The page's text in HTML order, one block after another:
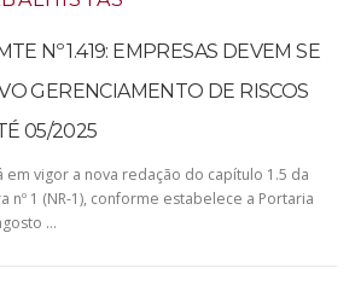
Nº 1.419: EMPRESAS DEVEM SE
GERENCIAMENTO DE RISCOS
05/2025
vigor a nova redação do capítulo 1.5 da
nº 1 (NR-1), conforme estabelece a Portaria
…